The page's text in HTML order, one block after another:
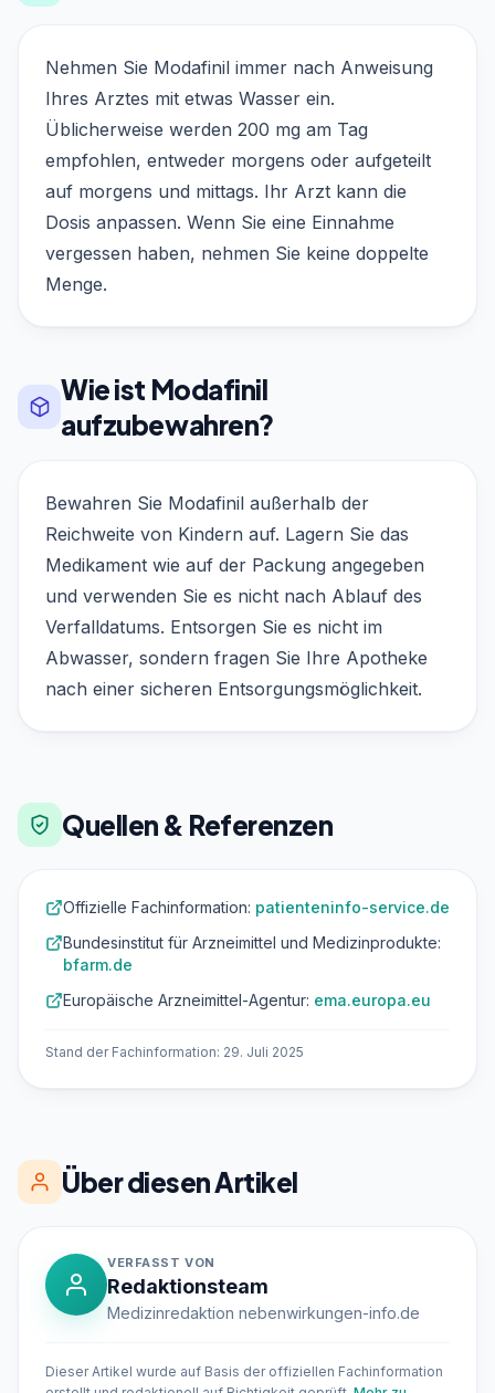
Nehmen Sie Modafinil immer nach Anweisung
Ihres Arztes mit etwas Wasser ein.
Üblicherweise werden 200 mg am Tag
empfohlen, entweder morgens oder aufgeteilt
auf morgens und mittags. Ihr Arzt kann die
Dosis anpassen. Wenn Sie eine Einnahme
vergessen haben, nehmen Sie keine doppelte
Menge.
Wie ist Modafinil
aufzubewahren?
Bewahren Sie Modafinil außerhalb der
Reichweite von Kindern auf. Lagern Sie das
Medikament wie auf der Packung angegeben
und verwenden Sie es nicht nach Ablauf des
Verfalldatums. Entsorgen Sie es nicht im
Abwasser, sondern fragen Sie Ihre Apotheke
nach einer sicheren Entsorgungsmöglichkeit.
Quellen & Referenzen
Offizielle Fachinformation: patienteninfo-service.de
Bundesinstitut für Arzneimittel und Medizinprodukte:
bfarm.de
Europäische Arzneimittel-Agentur: ema.europa.eu
Stand der Fachinformation: 29. Juli 2025
Über diesen Artikel
VERFASST VON
Redaktionsteam
Medizinredaktion nebenwirkungen-info.de
Dieser Artikel wurde auf Basis der offiziellen Fachinformation